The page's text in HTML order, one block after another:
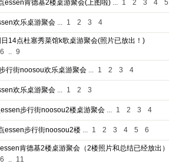
essen肯德基2楼桌游聚会(上图啦) ... 1 2 3 4 5
欢乐桌游聚会 ... 1 2 3 4
14点杜塞秀菜馆k歌桌游聚会(照片已放出！)
6 .. 9
行街noosou欢乐桌游聚会 ... 1 2 3 4
欢乐桌游聚会 ... 1 2 3
步行街noosou2楼桌游聚会 ... 1 2 3 4
essen步行街noosou2楼 ... 1 2 3 4 5 6
肯德基2楼桌游聚会（2楼照片和总结已经放出）
6 .. 11